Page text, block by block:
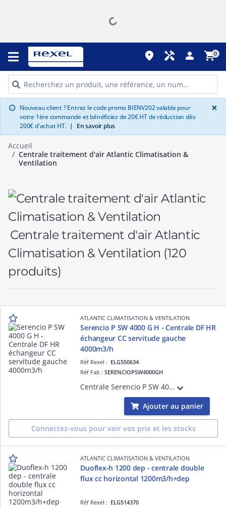
place handyman person shopping_cart0
info Nouveau client ? Entrez le code promo BIENV202 valable pour
votre 1ère commande et bénéficiez de 20€ HT de réduction dès
200€ d'achat HT. | En savoir plus
×
Accueil
Centrale traitement d'air Atlantic Climatisation &
Ventilation
Centrale traitement d'air Atlantic
Climatisation & Ventilation (120
produits)
ATLANTIC CLIMATISATION & VENTILATION
Serencio P SW 4000 G H - Centrale DF HR
échangeur CC servitude gauche
4000m3/h
Réf Rexel : ELG550634
Réf Fab :SERENCIOPSW4000GH
Centrale Serencio P SW 4000 G, DF HR horizontal, échangeur contre-courant - servitude gauche - 4000m3/h - isol. 50 mm laine minérale - EN 1886 : D2-L2-F8-T3-TB2 :filtre soufflage ISO ePM1 60% (F7) en std et ISO ePM1 70% (F8) en option
Ajouter au panier
Connectez-vous pour voir vos prix et les stocks
ATLANTIC CLIMATISATION & VENTILATION
Duoflex-h 1200 dep - centrale double
flux cc horizontal 1200m3/h+dep
Réf Rexel : ELG514370